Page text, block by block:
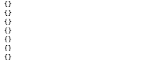
{}
{}
{}
{}
{}
{}
{}